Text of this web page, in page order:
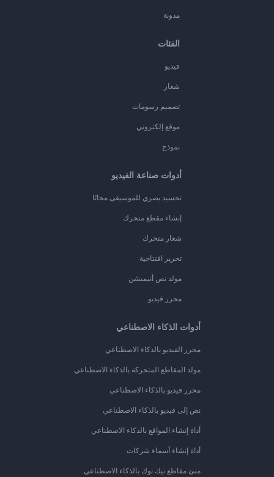
مدونة
الفئات
فيديو
شعار
تصميم رسومات
موقع إلكتروني
نموذج
أدوات صناعة الفيديو
تجسيد بصري للموسيقى مجانًا
إنشاء مقطع متحرك
شعار متحرك
تحرير افتتاحية
مولد نص أنيميشن
محرر فيديو
أدوات الذكاء الاصطناعي
محرر الفيديو بالذكاء الاصطناعي
مولد المقاطع المتحركة بالذكاء الاصطناعي
محرر فيديو بالذكاء الاصطناعي
نص إلى فيديو بالذكاء الاصطناعي
أداة إنشاء المواقع بالذكاء الاصطناعي
أداة إنشاء أسماء شركات
منئ مقاطع تيك توك بالذكاء الاصطناعي